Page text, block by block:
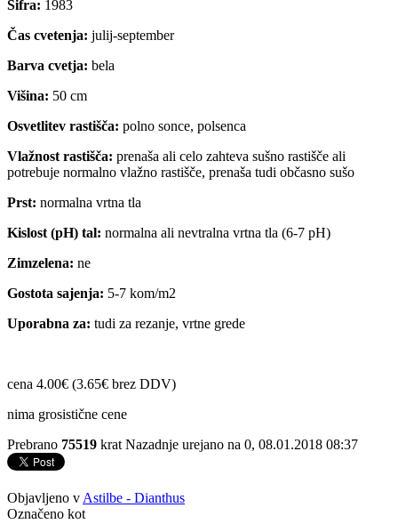
Šifra: 1983
Čas cvetenja: julij-september
Barva cvetja: bela
Višina: 50 cm
Osvetlitev rastišča: polno sonce, polsenca
Vlažnost rastišča: prenaša ali celo zahteva sušno rastišče ali
potrebuje normalno vlažno rastišče, prenaša tudi občasno sušo
Prst: normalna vrtna tla
Kislost (pH) tal: normalna ali nevtralna vrtna tla (6-7 pH)
Zimzelena: ne
Gostota sajenja: 5-7 kom/m2
Uporabna za: tudi za rezanje, vrtne grede
cena 4.00€ (3.65€ brez DDV)
nima grosistične cene
Prebrano 75519 krat Nazadnje urejano na 0, 08.01.2018 08:37
Objavljeno v Astilbe - Dianthus
Označeno kot